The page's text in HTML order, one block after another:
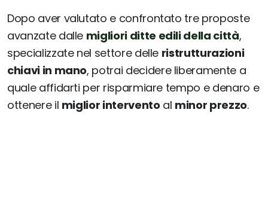
Dopo aver valutato e confrontato tre proposte
avanzate dalle migliori ditte edili della città,
specializzate nel settore delle ristrutturazioni
chiavi in mano, potrai decidere liberamente a
quale affidarti per risparmiare tempo e denaro e
ottenere il miglior intervento al minor prezzo.